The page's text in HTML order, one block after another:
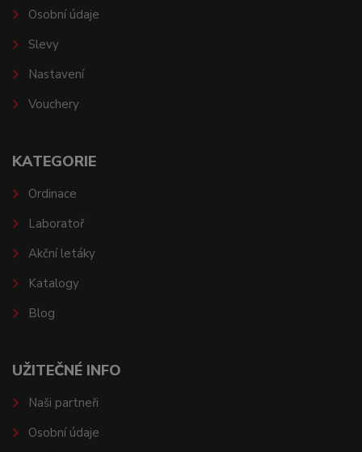
Osobní údaje
Slevy
Nastavení
Vouchery
KATEGORIE
Ordinace
Laboratoř
Akční letáky
Katalogy
Blog
UŽITEČNÉ INFO
Naši partneři
Osobní údaje